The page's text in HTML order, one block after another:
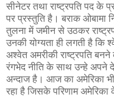
सीनेटर तथा राष्‍ट्रपति पद के
पर प्रस्‍तुति है। बराक ओबामा
तुलना में जमीन से उठकर
उनकी योग्‍यता ही लगती है
अश्‍वेत अमरीकी राष्‍ट्रपति
रंगभेद नीति के साथ उन्‍हे अपने
अन्‍दाज है। आज का अमेरिका
रहा है जिसके परिणाम